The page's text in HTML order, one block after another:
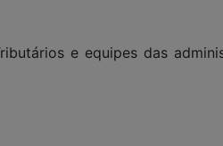
e equipes das